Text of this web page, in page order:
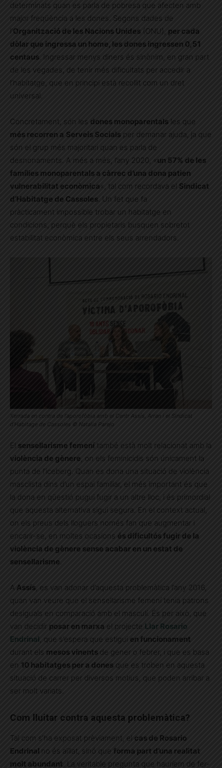
determinats quan es parla de pobresa que afecten amb
major freqüència a les dones. Segons dades de
l’ Organització de les Nacions Unides (ONU), per cada
dòlar que ingressa un home, les dones ingressen 0,51
centaus . Ingressar menys diners és sinònim, en gran part
de les vegades, de tenir més dificultats per accedir a
l’habitatge, que en principi està recollit com un dret
universal.
Concretament, són les dones monoparentals les que
més recorren a Serveis Socials per demanar ajuda, ja que
són el grup més majoritari quan es parla de
desnonaments. A més a més, l’any 2020, « un 57% de les
famílies monoparentals a càrrec d’una dona patien
vulnerabilitat econòmica«, tal com recordava el Sindicat
d’Habitatge de Cassoles. Un fet que fa
pràcticament impossible trobar un habitatge en
condicions, perquè els propietaris busquen sobretot
estabilitat econòmica entre els seus arrendadors.
Xerrada en contra de l’aporofòbia amb el Centr Assís, Arran i el Sindicat
d’Habitage de Cassoles © Natalia Parejo
El sensellarisme femení també està molt relacionat amb la
violència de gènere, on els feminicidis són únicament la
punta de l’iceberg. Quan es dona una situació de violència
masclista dins d’un espai familiar, el més important és que
la dona en qüestió pugui fugir a un altre lloc, i és primordial
que aquesta alternativa sigui segura. En el context actual,
on els preus dels lloguers només fan que augmentar i
encarir-se, en moltes ocasions és dificultós fugir de la
violència de gènere sense acabar en un estat de
sensellarisme.
A Assís, es van adonar d’aquesta problemàtica l’any 2016,
quan van veure que el sensellarisme femení tenia patrons
desiguals en comparació amb el masculí. És per això, que
van decidir posar en marxa el projecte Llar Rosario
Endrinal, que s’espera que estigui en funcionament
durant els mesos vinents de gener o febrer, i que es basa
en 10 habitatges per a dones que es troben en aquesta
situació de carrer per diversos motius, que poden arribar a
ser molt variats.
Com lluitar contra aquesta problemàtica?
Tal com s’ha exposat prèviament, el cas de Rosario
Endrinal no és aïllat, sinó que forma part d’una realitat
molt abundant. La veritable pregunta que hauríem de fer-